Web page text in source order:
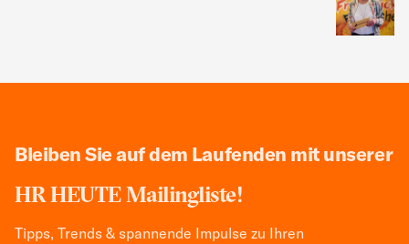
Bleiben Sie auf dem Laufenden mit unserer
HR HEUTE Mailingliste!
Tipps, Trends & spannende Impulse zu Ihren